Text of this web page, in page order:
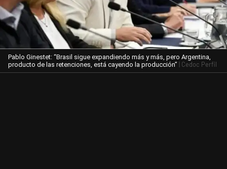
Pablo Ginestet: “Brasil sigue expandiendo más y más, pero Argentina,
producto de las retenciones, está cayendo la producción” | Cedoc Perfil